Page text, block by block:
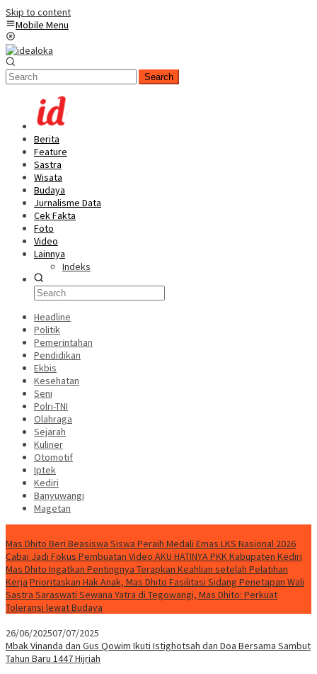
Skip to content
Mobile Menu
Search
Berita
Feature
Sastra
Wisata
Budaya
Jurnalisme Data
Cek Fakta
Foto
Video
Lainnya
Indeks
Headline
Politik
Pemerintahan
Pendidikan
Ekbis
Kesehatan
Seni
Polri-TNI
Olahraga
Sejarah
Kuliner
Otomotif
Iptek
Kediri
Banyuwangi
Magetan
Mas Dhito Beri Beasiswa Siswa Peraih Medali Emas LKS Nasional 2026
Cabai Jadi Fokus Pembuatan Video AKU HATINYA PKK Kabupaten Kediri
Mas Dhito Ingatkan Pentingnya Terapkan Keahlian setelah Pelatihan
Kerja Prioritaskan Hak Anak, Mas Dhito Fasilitasi Sidang Penetapan Wali
Sastra Saraswati Sewana Yatra di Tegowangi, Mas Dhito: Perkuat
Toleransi lewat Budaya
26/06/202507/07/2025
Mbak Vinanda dan Gus Qowim Ikuti Istighotsah dan Doa Bersama Sambut
Tahun Baru 1447 Hijriah